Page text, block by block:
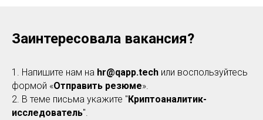
Заинтересовала вакансия?
1. Напишите нам на hr@qapp.tech или воспользуйтесь
формой «Отправить резюме».
2. В теме письма укажите "Криптоаналитик-
исследователь".